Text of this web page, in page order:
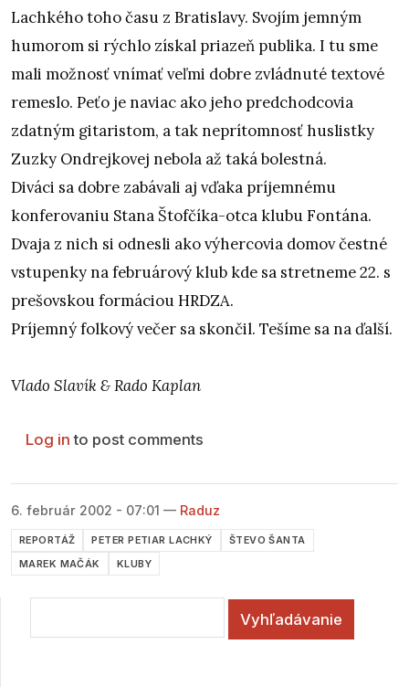
Lachkého toho času z Bratislavy. Svojím jemným
humorom si rýchlo získal priazeň publika. I tu sme
mali možnosť vnímať veľmi dobre zvládnuté textové
remeslo. Peťo je naviac ako jeho predchodcovia
zdatným gitaristom, a tak neprítomnosť huslistky
Zuzky Ondrejkovej nebola až taká bolestná.
Diváci sa dobre zabávali aj vďaka príjemnému
konferovaniu Stana Štofčíka-otca klubu Fontána.
Dvaja z nich si odnesli ako výhercovia domov čestné
vstupenky na februárový klub kde sa stretneme 22. s
prešovskou formáciou HRDZA.
Príjemný folkový večer sa skončil. Tešíme sa na ďalší.
Vlado Slavík & Rado Kaplan
Log in to post comments
6. február 2002 - 07:01 — Raduz
REPORTÁŽ PETER PETIAR LACHKÝ
ŠTEVO ŠANTA
MAREK MAČÁK
KLUBY